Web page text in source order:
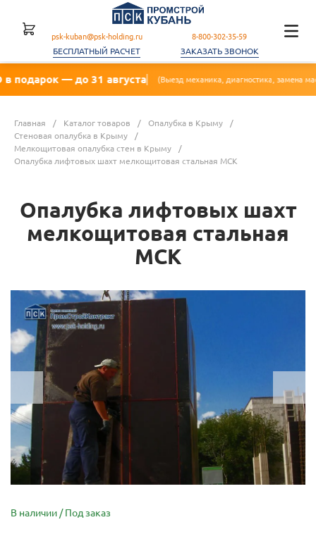
до 31 августа (Выезд механика, диагностика, замена масла, фильтра)
psk-kuban@psk-holding.ru
БЕСПЛАТНЫЙ РАСЧЕТ
8-800-302-35-59
ЗАКАЗАТЬ ЗВОНОК
Главная / Каталог товаров / Опалубка в Крыму
/
Стеновая опалубка в Крыму
/
Мелкощитовая опалубка стен в Крыму
/
Опалубка лифтовых шахт мелкощитовая стальная МСК
Опалубка лифтовых шахт
мелкощитовая стальная
МСК
В наличии / Под заказ